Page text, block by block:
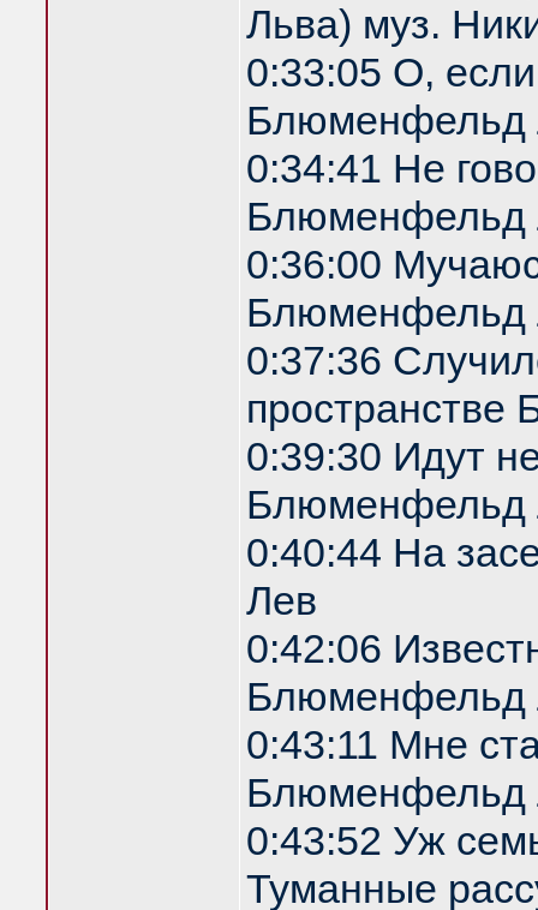
Льва) муз.
0:33:05 О,
Блюменфельд
0:34:41 Не
Блюменфельд
0:36:00
Блюменфельд
0:37:36
0:39:30 Идут
Блюменфельд
0:40:44 На
Лев
0:42:06
Блюменфельд
0:43:11 Мне
Блюменфельд
0:43:52 Уж
Туманные